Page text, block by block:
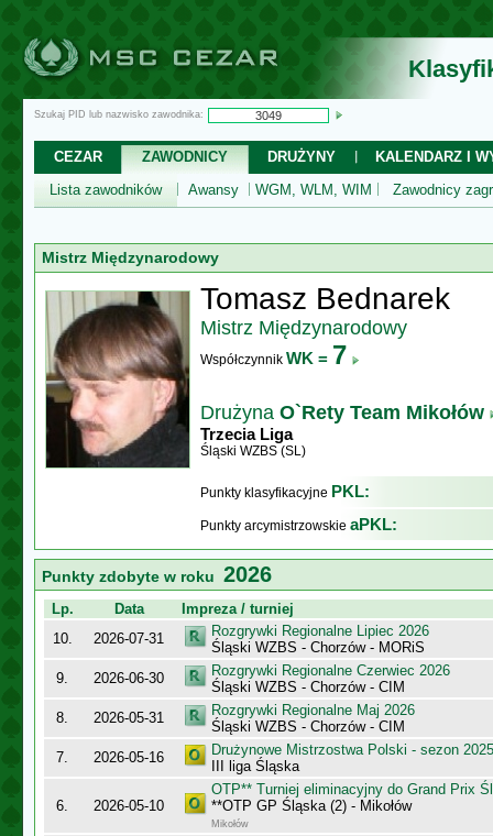
Szukaj PID lub nazwisko zawodnika:
CEZAR ZAWODNICY DRUŻYNY
KALENDARZ I
Lista zawodników
Awansy WGM, WLM, WIM Zawodnicy
Mistrz Międzynarodowy
Tomasz Bednarek
Mistrz Międzynarodowy
Współczynnik WK = 7
Drużyna O`Rety Team Mikołów
Trzecia Liga
Śląski WZBS (SL)
Punkty klasyfikacyjne PKL:
Punkty arcymistrzowskie aPKL:
Punkty zdobyte w roku 2026
Lp. Data
Impreza / turniej
10.
2026-07-31
Rozgrywki Regionalne Lipiec 2026
Śląski WZBS - Chorzów - MORiS
9.
2026-06-30
Rozgrywki Regionalne Czerwiec 2026
Śląski WZBS - Chorzów - CIM
8.
2026-05-31
Rozgrywki Regionalne Maj 2026
Śląski WZBS - Chorzów - CIM
7.
2026-05-16
Drużynowe Mistrzostwa Polski - sezon
III liga Śląska
6. 2026-05-10
OTP** Turniej eliminacyjny do Grand Prix
**OTP GP Śląska (2) - Mikołów
Mikołów